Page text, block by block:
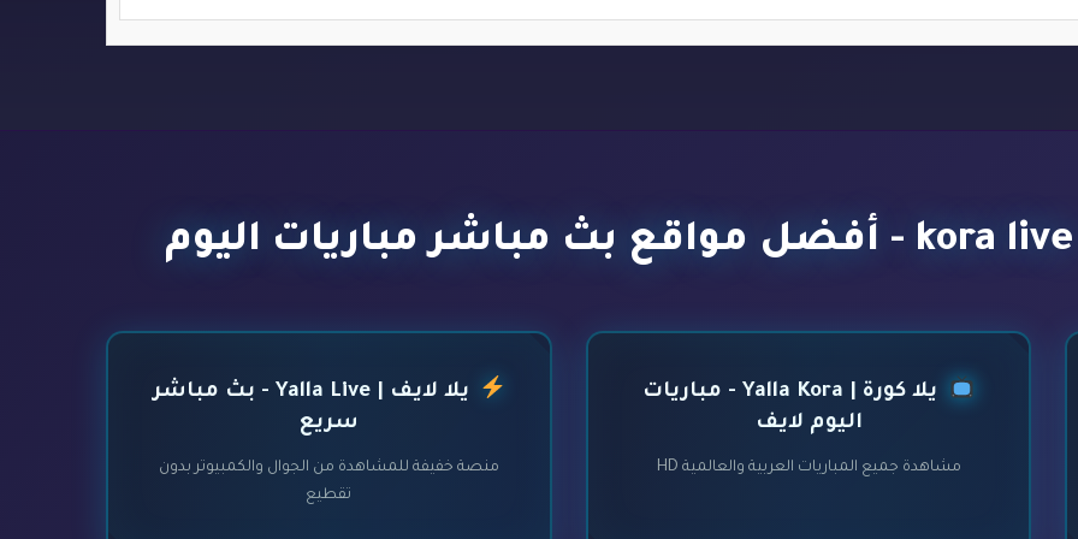
يلا كورة | Yalla Kora - مباريات
اليوم لايف
مشاهدة جميع المباريات العربية والعالمية HD
يلا لايف | Yalla Live - بث مباشر
سريع
منصة خفيفة للمشاهدة من الجوال والكمبيوتر بدون
تقطيع